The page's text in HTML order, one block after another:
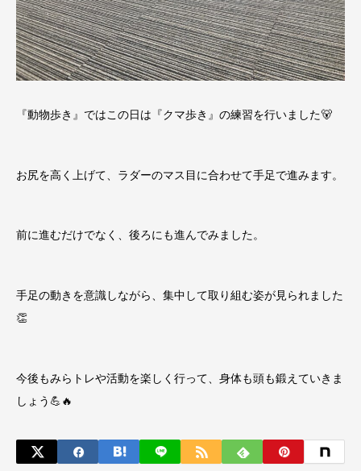
『動物歩き』ではこの日は『クマ歩き』の練習を行いました🐻
お尻を高く上げて、ラダーのマス目に合わせて手足で進みます。
前に進むだけでなく、後ろにも進んでみました。
手足の動きを意識しながら、集中して取り組む姿が見られました
👏
今後もみらトレや活動を楽しく行って、身体も頭も鍛えていきま
しょう💪🔥